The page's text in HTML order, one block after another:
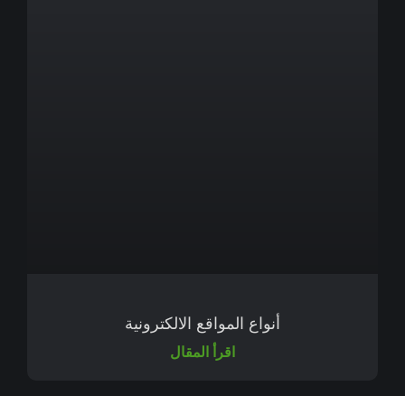
أنواع المواقع الالكترونية
اقرأ المقال